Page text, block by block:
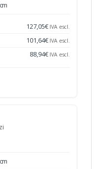
127,05€ IVA escl.
101,64€ IVA escl.
88,94€ IVA escl.